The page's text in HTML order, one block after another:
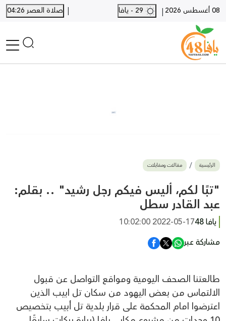
08 أغسطس 2026 |
| صلاة العصر 04:26
بيع وشراء
أخبار القدس
وفيات
المزيد
ارسل خبر
الرئيسية مقالات ومقابلات
"تبًا لكم، أليس فيكم رجل رشيد" .. بقلم:
عبد القادر سطل
يافا 48
2022-05-17 10:02:00
مشاركة عبر
طالعتنا الصحف اليومية ومواقع التواصل عن قبول
الالتماس من بعض اليهود من سكان تل ابيب الذين
اعترضوا امام المحكمة على قرار بلدية تل أبيب بتخصيص